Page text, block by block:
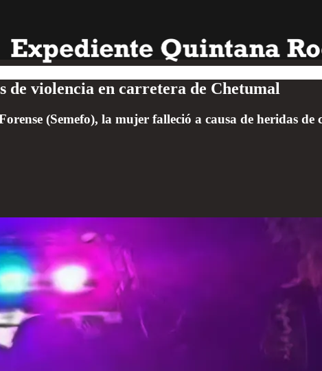
de violencia en carretera de Chetumal
(Semefo), la mujer falleció a causa de heridas de